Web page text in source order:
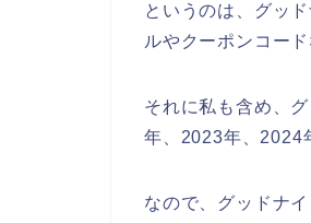
というのは、グッ
ルやクーポンコー
それに私も含め、
年、2023年、2024
なので、グッドナ